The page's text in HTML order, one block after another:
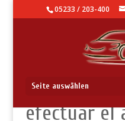
05233 / 203-400
Seite auswählen
?Que
efectuar el